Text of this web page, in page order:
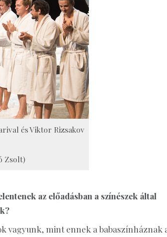
és Viktor Rizsakov
Zsolt)
az előadásban a színészek által
vagyunk, mint ennek a babaszínháznak